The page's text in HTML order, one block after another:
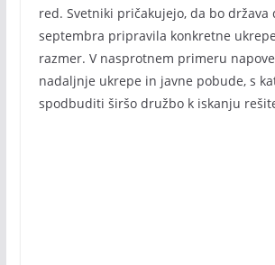
red. Svetniki pričakujejo, da bo država
septembra pripravila konkretne
razmer. V nasprotnem primeru
nadaljnje ukrepe in javne pobude, s
spodbuditi širšo družbo k iskanju